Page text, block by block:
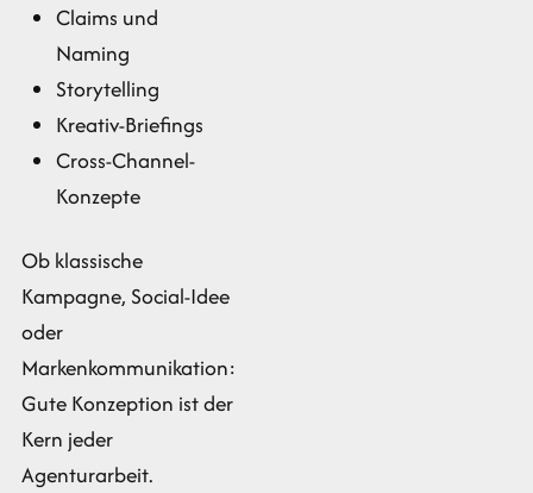
Claims und
Naming
Storytelling
Kreativ-Briefings
Cross-Channel-
Konzepte
Ob klassische
Kampagne, Social-Idee
oder
Markenkommunikation:
Gute Konzeption ist der
Kern jeder
Agenturarbeit.